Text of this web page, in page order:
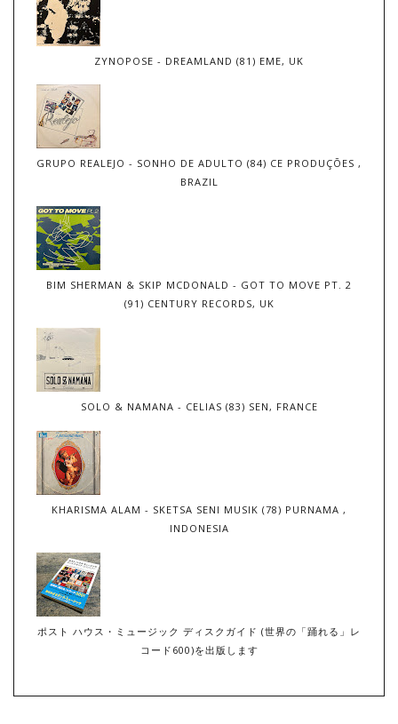
ZYNOPOSE - DREAMLAND (81) EME, UK
GRUPO REALEJO - SONHO DE ADULTO (84) CE PRODUÇÕES ,
BRAZIL
BIM SHERMAN & SKIP MCDONALD - GOT TO MOVE PT. 2
(91) CENTURY RECORDS, UK
SOLO & NAMANA - CELIAS (83) SEN, FRANCE
KHARISMA ALAM - SKETSA SENI MUSIK (78) PURNAMA ,
INDONESIA
ポスト ハウス・ミュージック ディスクガイド (世界の「踊れる」レ
コード600)を出版します